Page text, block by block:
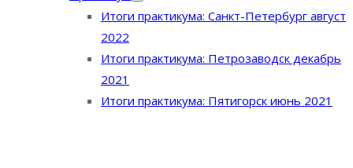
Итоги практикума: Санкт-Петербург август
2022
Итоги практикума: Петрозаводск декабрь
2021
Итоги практикума: Пятигорск июнь 2021